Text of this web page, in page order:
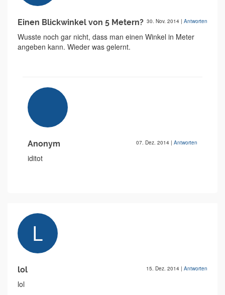
Einen Blickwinkel von 5 Metern? 30. Nov. 2014 | Antworten
Wusste noch gar nicht, dass man einen Winkel in Meter
angeben kann. Wieder was gelernt.
Anonym 07. Dez. 2014 | Antworten
iditot
lol 15. Dez. 2014 | Antworten
lol